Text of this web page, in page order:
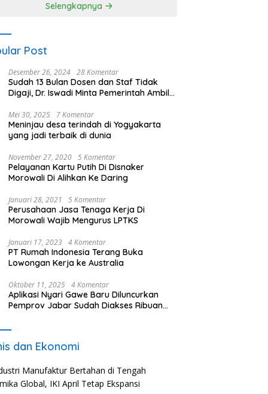
Selengkapnya
Post
Desember 26, 2024 28 Komentar
Sudah 13 Bulan Dosen dan Staf Tidak
Digaji, Dr. Iswadi Minta Pemerintah Ambil
Mei 30, 2025 7 Komentar
Meninjau desa terindah di Yogyakarta
yang jadi terbaik di dunia
November 27, 2020 5 Komentar
Pelayanan Kartu Putih Di Disnaker
Morowali Di Alihkan Ke Daring
Januari 28, 2021 5 Komentar
Perusahaan Jasa Tenaga Kerja Di
Morowali Wajib Mengurus LPTKS
Januari 17, 2023 4 Komentar
PT Rumah Indonesia Terang Buka
Lowongan Kerja ke Australia
Oktober 11, 2025 4 Komentar
Aplikasi Nyari Gawe Baru Diluncurkan
Pemprov Jabar Sudah Diakses Ribuan
dan Ekonomi